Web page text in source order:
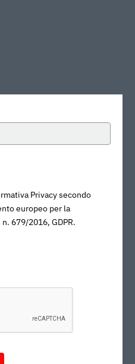
Privacy secondo
europeo per la
679/2016, GDPR.